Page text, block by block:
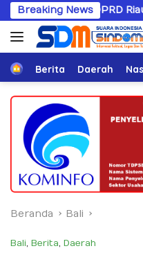
Langsung
ke
konten
Breaking News
Riau
HomeBerita Daerah
Beranda Bali
Bali, Berita, Daerah